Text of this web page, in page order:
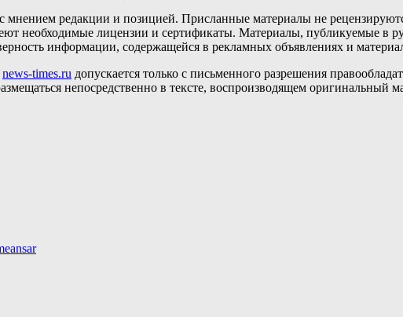
с мнением редакции и позицией. Присланные материалы не
необходимые лицензии и сертификаты. Материалы, публикуемые в
информации, содержащейся в рекламных объявлениях и
news-times.ru допускается только с письменного разрешения
непосредственно в тексте, воспроизводящем оригинальный